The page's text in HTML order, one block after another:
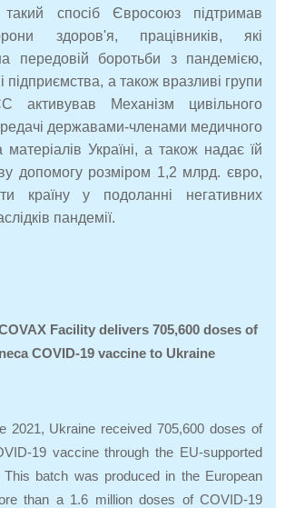
спосіб Євросоюз підтримав
здоров'я, працівників, які
передовій боротьби з пандемією,
підприємства, а також вразливі групи
активував Механізм цивільного
державами-членами медичного
Україні, а також надає їй
допомогу розміром 1,2 млрд. євро,
країну у подоланні негативних
пандемії.
Facility delivers 705,600 doses of
COVID-19 vaccine to Ukraine
2021, Ukraine received 705,600 doses of
19 vaccine through the EU-supported
This batch was produced in the European
than a 1.6 million doses of COVID-19